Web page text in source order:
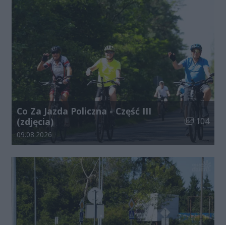
Co Za Jazda Policzna - Część III
(zdjęcia)
Liczba
104
Data dodania galerii:
09.08.2026